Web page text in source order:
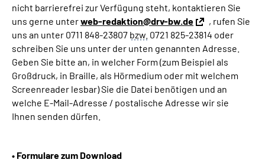
nicht barrierefrei zur Verfügung steht, kontaktieren Sie
uns gerne unterweb-redaktion@drv-bw.de
, rufen Sie
uns an unter 0711 848-23807 bzw. 0721 825-23814 oder
schreiben Sie uns unter der unten genannten Adresse.
Geben Sie bitte an, in welcher Form (zum Beispiel als
Großdruck, in Braille, als Hörmedium oder mit welchem
Screenreader lesbar) Sie die Datei benötigen und an
welche E-Mail-Adresse / postalische Adresse wir sie
Ihnen senden dürfen.
• Formulare zum Download